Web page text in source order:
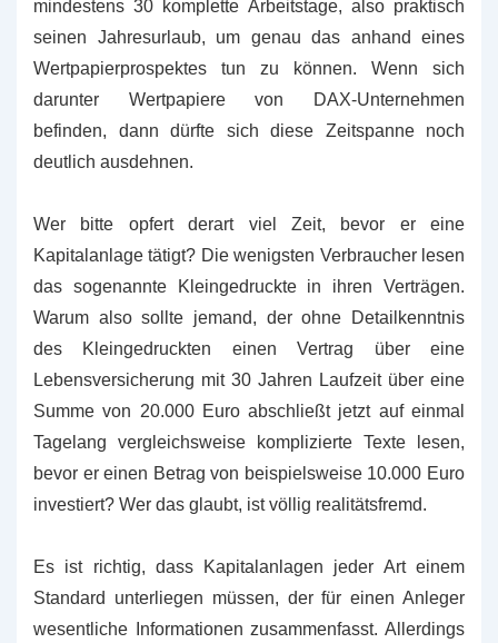
mindestens 30 komplette Arbeitstage, also praktisch
seinen Jahresurlaub, um genau das anhand eines
Wertpapierprospektes tun zu können. Wenn sich
darunter Wertpapiere von DAX-Unternehmen
befinden, dann dürfte sich diese Zeitspanne noch
deutlich ausdehnen.
Wer bitte opfert derart viel Zeit, bevor er eine
Kapitalanlage tätigt? Die wenigsten Verbraucher lesen
das sogenannte Kleingedruckte in ihren Verträgen.
Warum also sollte jemand, der ohne Detailkenntnis
des Kleingedruckten einen Vertrag über eine
Lebensversicherung mit 30 Jahren Laufzeit über eine
Summe von 20.000 Euro abschließt jetzt auf einmal
Tagelang vergleichsweise komplizierte Texte lesen,
bevor er einen Betrag von beispielsweise 10.000 Euro
investiert? Wer das glaubt, ist völlig realitätsfremd.
Es ist richtig, dass Kapitalanlagen jeder Art einem
Standard unterliegen müssen, der für einen Anleger
wesentliche Informationen zusammenfasst. Allerdings